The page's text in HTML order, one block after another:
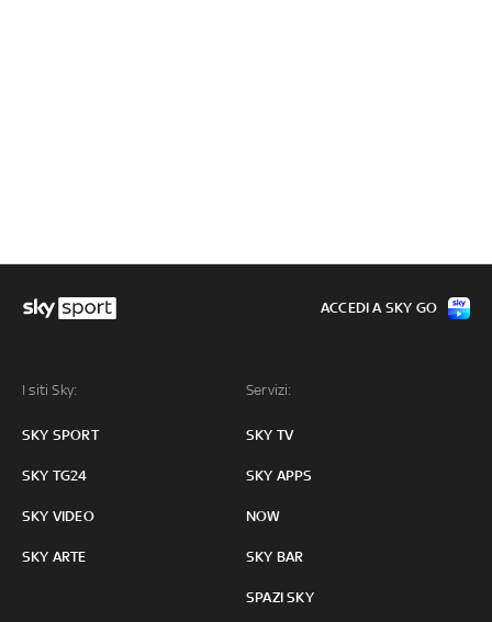
I siti Sky:
SKY SPORT
SKY TG24
SKY VIDEO
SKY ARTE
Servizi:
SKY TV
SKY APPS
NOW
SKY BAR
SPAZI SKY
ACCEDI A SKY GO